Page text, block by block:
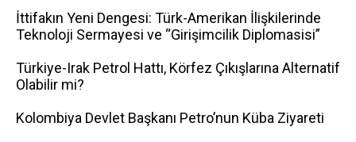
İttifakın Yeni Dengesi: Türk-Amerikan İlişkilerinde
Teknoloji Sermayesi ve “Girişimcilik Diplomasisi”
Türkiye-Irak Petrol Hattı, Körfez Çıkışlarına Alternatif
Olabilir mi?
Kolombiya Devlet Başkanı Petro’nun Küba Ziyareti